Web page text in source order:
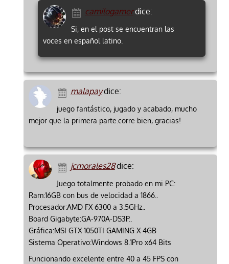
camilogamerdice:
Si, en el post se encuentran las
voces en español latino.
malapaydice:
juego fantástico, jugado y acabado, mucho
mejor que la primera parte.corre bien, gracias!
jcmorales28dice:
Juego totalmente probado en mi PC:
Ram:16GB con bus de velocidad a 1866..
Procesador:AMD FX 6300 a 3.5GHz..
Board Gigabyte:GA-970A-DS3P..
Gráfica:MSI GTX 1050TI GAMING X 4GB
Sistema Operativo:Windows 8.1Pro x64 Bits
Funcionando excelente entre 40 a 45 FPS con